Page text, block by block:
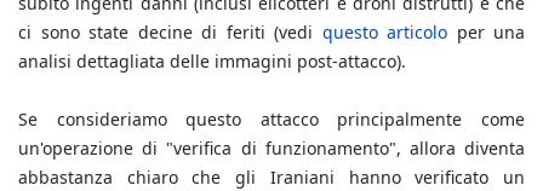
ci sono state decine di feriti (vedi questo articolo per una
analisi dettagliata delle immagini post-attacco).
Se consideriamo questo attacco principalmente come
un'operazione di "verifica di funzionamento", allora diventa
abbastanza chiaro che gli Iraniani hanno verificato un